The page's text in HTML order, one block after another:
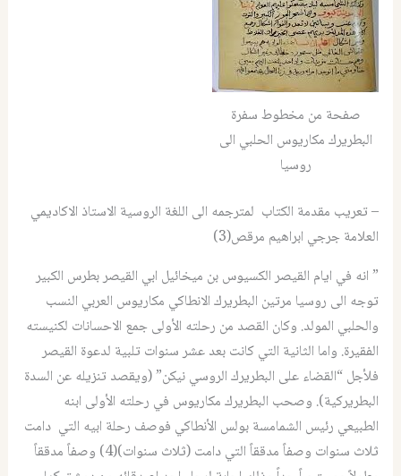
صفحة من مخطوط سفرة
البطريرك مكاريوس الحلبي الى
روسيا
– تعريب مقدمة الكتاب لمترجمه الى اللغة الروسية الاستاذ الاكاديمي
العلامة جرجي ابراهيم مرقص(3)
” انه في ايام القيصر الكسيوس بن ميخائيل ابي القيصر بطرس الكبير
توجه الى روسيا مرتين البطريرك الانطاكي مكاريوس العربي النسب
والحلبي المولد. وكان القصد من رحلته الأولى جمع الاحسانات لكنيسته
الفقيرة. واما الثانية التي كانت بعد عشر سنوات تلبية لدعوة القيصر
فلأجل “القضاء على البطريرك الروسي نيكن” (ويقصد تنزيله عن السدة
البطريركية). وصحب البطريرك مكاريوس في رحلته الأولى ابنه
الطبيعي رئيس الشمامسة بولس الأنطاكي فوصف رحلة ابيه التي دامت
ثلاث سنوات وصفاً مدققاً التي دامت (ثلاث سنوات)(4) وصفاً مدققاً